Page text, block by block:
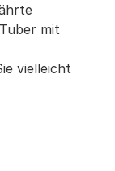
mit
vielleicht